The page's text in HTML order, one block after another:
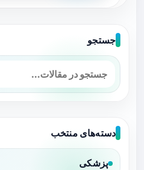
جستجو
دسته‌های منتخب
پزشکی